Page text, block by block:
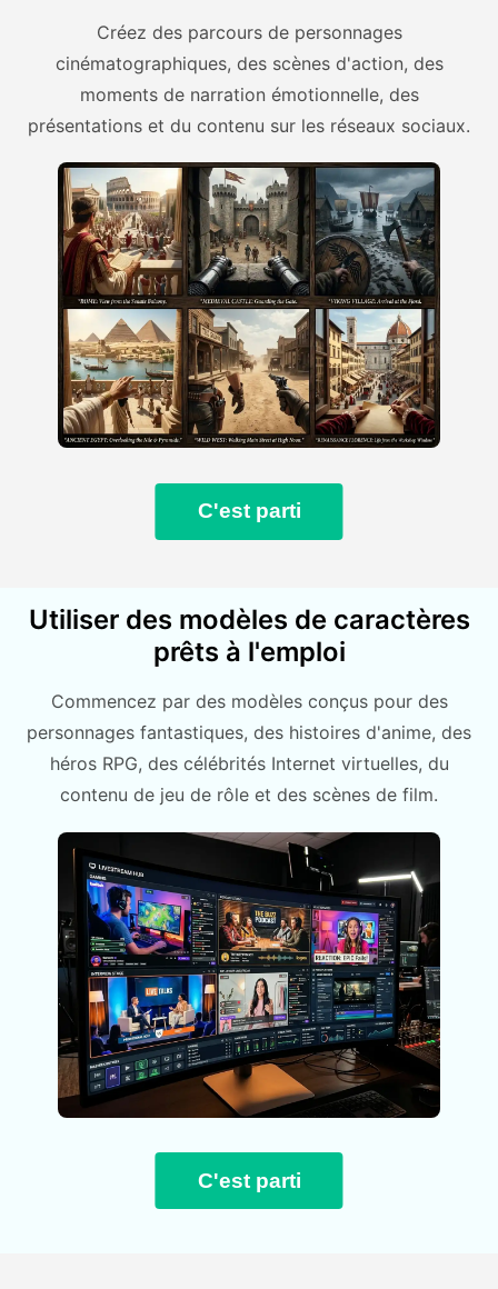
Créez des parcours de personnages
cinématographiques, des scènes d'action, des
moments de narration émotionnelle, des
présentations et du contenu sur les réseaux sociaux.
C'est parti
Utiliser des modèles de caractères
prêts à l'emploi
Commencez par des modèles conçus pour des
personnages fantastiques, des histoires d'anime, des
héros RPG, des célébrités Internet virtuelles, du
contenu de jeu de rôle et des scènes de film.
C'est parti